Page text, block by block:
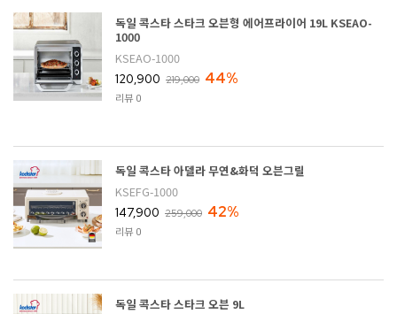
독일 콕스타 스타크 오븐형 에어프라이어 19L KSEAO-
1000
KSEAO-1000
120,900 219,000 44%
리뷰 0
독일 콕스타 아델라 무연&화덕 오븐그릴
KSEFG-1000
147,900 259,000 42%
리뷰 0
독일 콕스타 스타크 오븐 9L